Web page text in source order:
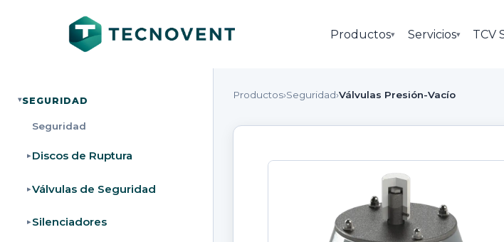
Productos▾ Servicios▾ TCV
▸SEGURIDAD
Seguridad
▸ Discos de Ruptura
▸Válvulas de Seguridad
▸ Silenciadores
Productos›Seguridad›Válvulas Presión-Vacío